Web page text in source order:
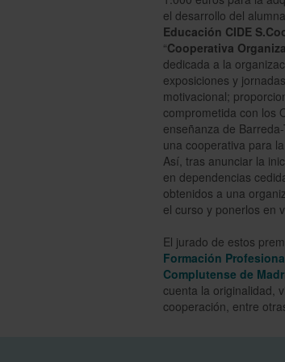
el desarrollo del
Educación CIDE
“Cooperativa
dedicada a la
exposiciones y
motivacional;
comprometida con los
enseñanza de
una cooperativa para
Así, tras anunciar la
en dependencias
obtenidos a una
el curso y ponerlos en
El jurado de estos
Formación
Complutense de
cuenta la originalidad,
cooperación, entre